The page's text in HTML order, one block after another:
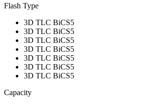
Flash Type
3D TLC BiCS5
3D TLC BiCS5
3D TLC BiCS5
3D TLC BiCS5
3D TLC BiCS5
3D TLC BiCS5
3D TLC BiCS5
Capacity